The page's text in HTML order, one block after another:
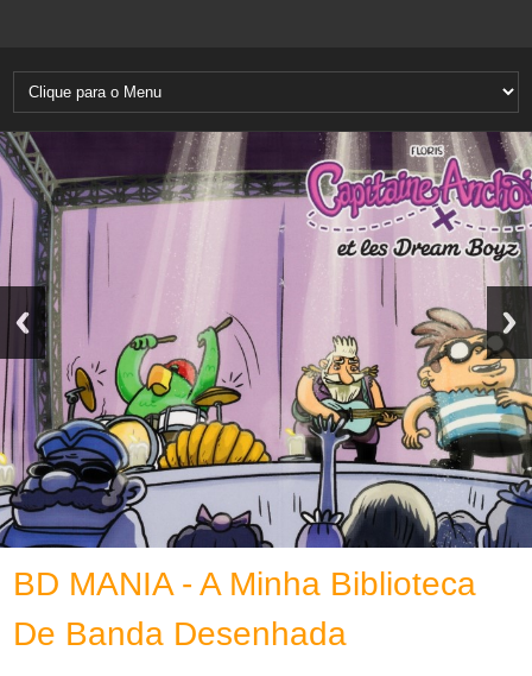
BD MANIA - A Minha Biblioteca
De Banda Desenhada